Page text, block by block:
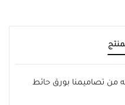
من تصاميمنا بورق حائط